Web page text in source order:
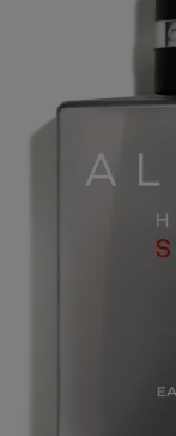
EAU EXTRÊME -
EAU EXTRÊME